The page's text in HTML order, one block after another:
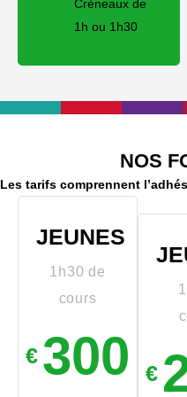
Créneaux de
1h ou 1h30
NOS
Les tarifs comprennent
JEUNES
1h30 de
cours
€ 300 €